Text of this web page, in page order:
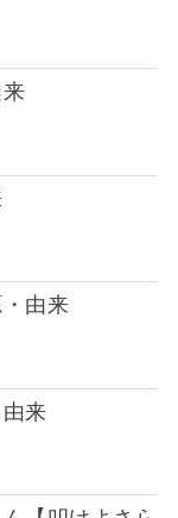
由来
来